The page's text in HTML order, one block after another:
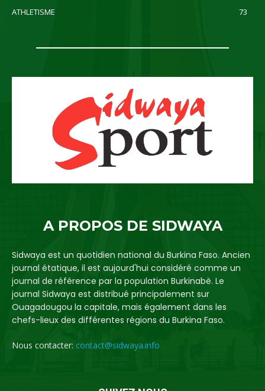
ATHLETISME
73
A PROPOS DE SIDWAYA
Sidwaya est un quotidien national du Burkina Faso. Ancien
journal étatique, il est aujourd'hui considéré comme un
journal de référence par la population Burkinabè. Le
journal Sidwaya est distribué principalement sur
Ouagadougou la capitale, mais également dans les
chefs-lieux des différentes régions du Burkina Faso.
Nous contacter: contact@sidwaya.info